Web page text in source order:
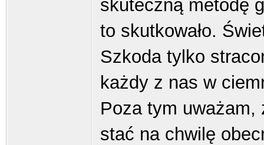
skuteczną metodę
to skutkowało.
Szkoda tylko
każdy z nas w
Poza tym uważam,
stać na chwilę